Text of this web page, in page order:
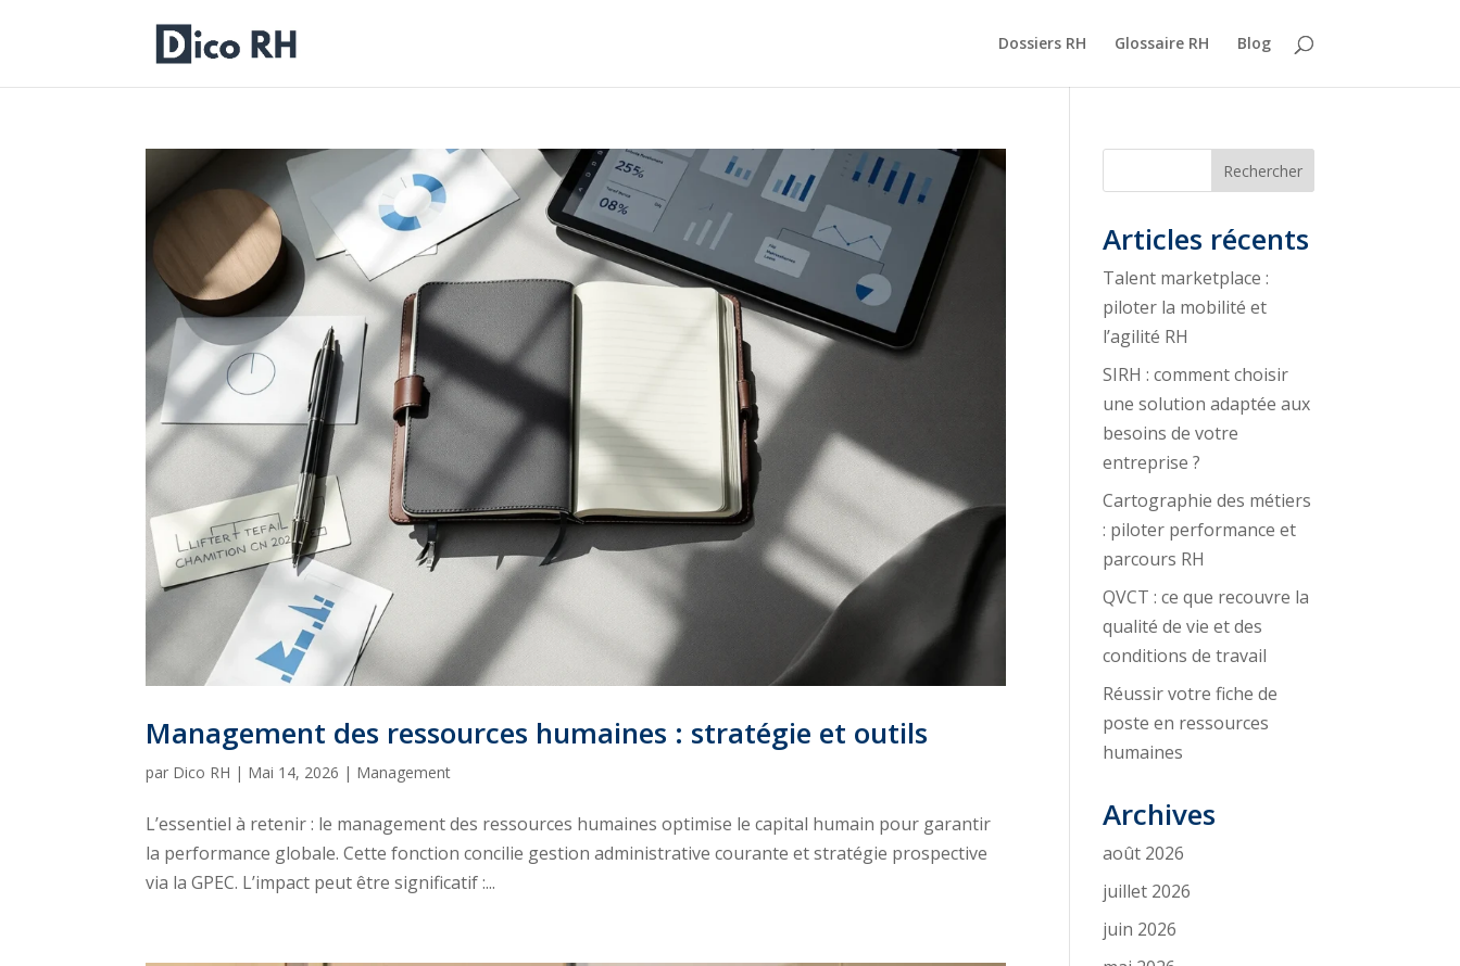
Dossiers RH Glossaire RH Blog
Management des ressources humaines : stratégie et outils
par Dico RH | Mai 14, 2026 | Management
L’essentiel à retenir : le management des ressources humaines optimise le capital humain pour garantir
la performance globale. Cette fonction concilie gestion administrative courante et stratégie prospective
via la GPEC. L’impact peut être significatif :...
Rechercher
Articles récents
Talent marketplace :
piloter la mobilité et
l’agilité RH
SIRH : comment choisir
une solution adaptée aux
besoins de votre
entreprise ?
Cartographie des métiers
: piloter performance et
parcours RH
QVCT : ce que recouvre la
qualité de vie et des
conditions de travail
Réussir votre fiche de
poste en ressources
humaines
Archives
août 2026
juillet 2026
juin 2026